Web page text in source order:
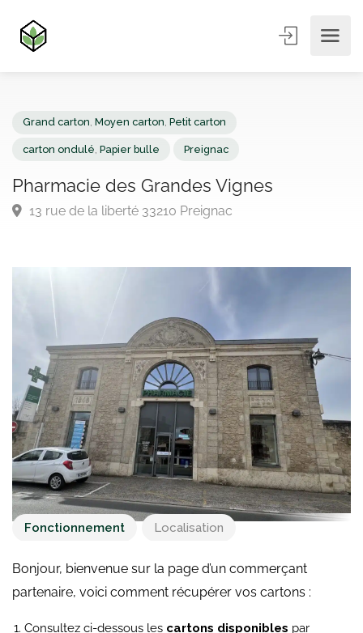
Pharmacie des Grandes Vignes
Fonctionnement Localisation
Bonjour, bienvenue sur la page d’un commerçant
partenaire, voici comment récupérer vos cartons :
Consultez ci-dessous les cartons disponibles par